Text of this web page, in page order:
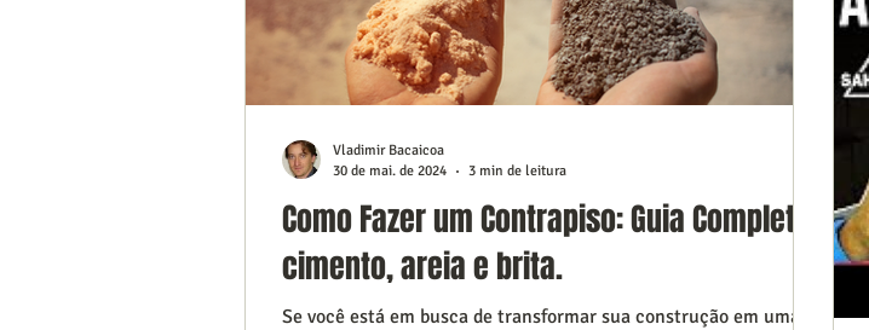
Histórias de Clientes
Como Fazer um Contrapiso: Guia Completo,
cimento, areia e brita.
Se você está em busca de transformar sua construção em uma
Vladimir Bacaicoa
30 de mai. de 2024
3 min de leitura